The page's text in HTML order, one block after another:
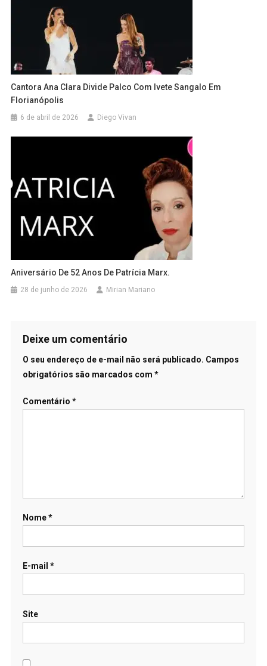
Cantora Ana Clara Divide Palco Com Ivete Sangalo Em
Florianópolis
6 de abril de 2026 Diego Vivan
Aniversário De 52 Anos De Patrícia Marx.
28 de junho de 2026 Mirian Mariano
Deixe um comentário
O seu endereço de e-mail não será publicado. Campos
obrigatórios são marcados com *
Comentário *
Nome*
E-mail *
Site